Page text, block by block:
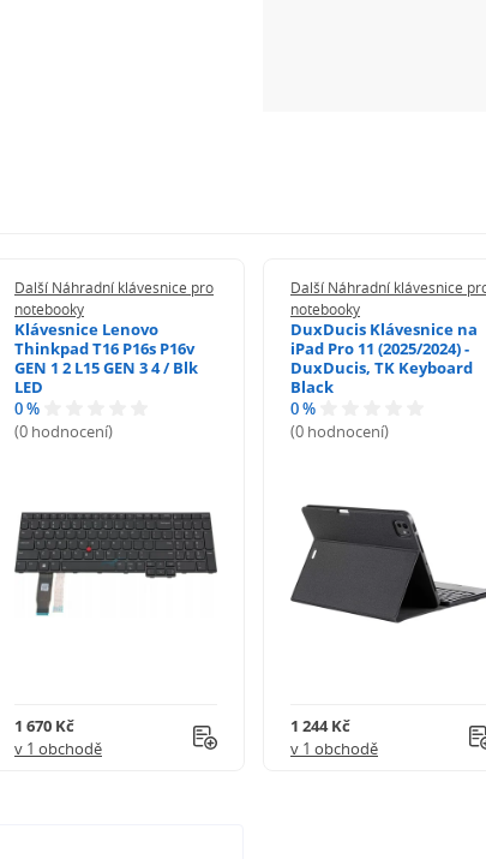
Další Náhradní klávesnice pro
notebooky
Klávesnice Lenovo
Thinkpad T16 P16s P16v
GEN 1 2 L15 GEN 3 4 / Blk
LED
0 %
(0 hodnocení)
1 670 Kč
v 1 obchodě
Další Náhradní klávesnice
notebooky
DuxDucis Klávesnice na
iPad Pro 11 (2025/2024) -
DuxDucis, TK Keyboard
Black
0 %
(0 hodnocení)
1 244 Kč
v 1 obchodě